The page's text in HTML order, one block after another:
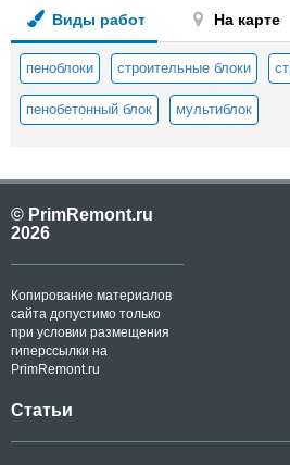
Виды работ На карте
пеноблоки строительные блоки
пенобетонный блок мультиблок
© PrimRemont.ru
2026
Копирование материалов
сайта допустимо только
при условии размещения
гиперссылки на
PrimRemont.ru
Статьи